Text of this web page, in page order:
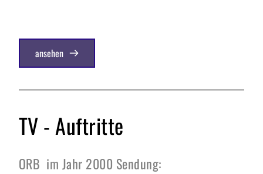
ansehen
TV - Auftritte
ORB  im Jahr 2000 Sendung: